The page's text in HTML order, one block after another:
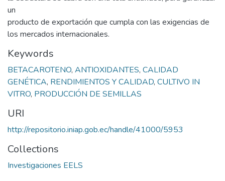
un
producto de exportación que cumpla con las exigencias de
los mercados internacionales.
Keywords
BETACAROTENO, ANTIOXIDANTES, CALIDAD
GENÉTICA, RENDIMIENTOS Y CALIDAD, CULTIVO IN
VITRO, PRODUCCIÓN DE SEMILLAS
URI
http://repositorio.iniap.gob.ec/handle/41000/5953
Collections
Investigaciones EELS